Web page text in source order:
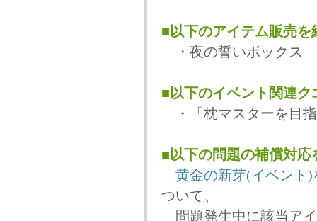
■以下のアイテム販売を
・夜の誓いボックス
■以下のイベント関連
・「枕マスターを目
■以下の問題の補償対応
黄金の新芽(イベント
ついて、
問題発生中に該当ア